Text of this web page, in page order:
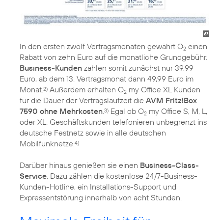
In den ersten zwölf Vertragsmonaten gewährt O2 einen
Rabatt von zehn Euro auf die monatliche Grundgebühr.
Business-Kunden zahlen somit zunächst nur 39,99
Euro, ab dem 13. Vertragsmonat dann 49,99 Euro im
Monat.2) Außerdem erhalten O2 my Office XL Kunden
für die Dauer der Vertragslaufzeit die AVM Fritz!Box
7590 ohne Mehrkosten.3) Egal ob O2 my Office S, M, L,
oder XL: Geschäftskunden telefonieren unbegrenzt ins
deutsche Festnetz sowie in alle deutschen
Mobilfunknetze.4)
Darüber hinaus genießen sie einen Business-Class-
Service. Dazu zählen die kostenlose 24/7-Business-
Kunden-Hotline, ein Installations-Support und
Expressentstörung innerhalb von acht Stunden.